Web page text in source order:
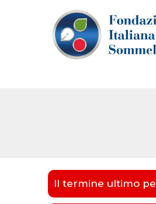
Il termine ultimo